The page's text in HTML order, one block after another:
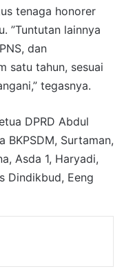
tenaga honorer
”Tuntutan lainnya
dan
satu tahun, sesuai
tegasnya.
DPRD Abdul
BKPSDM, Surtaman,
Asda 1, Haryadi,
Dindikbud, Eeng